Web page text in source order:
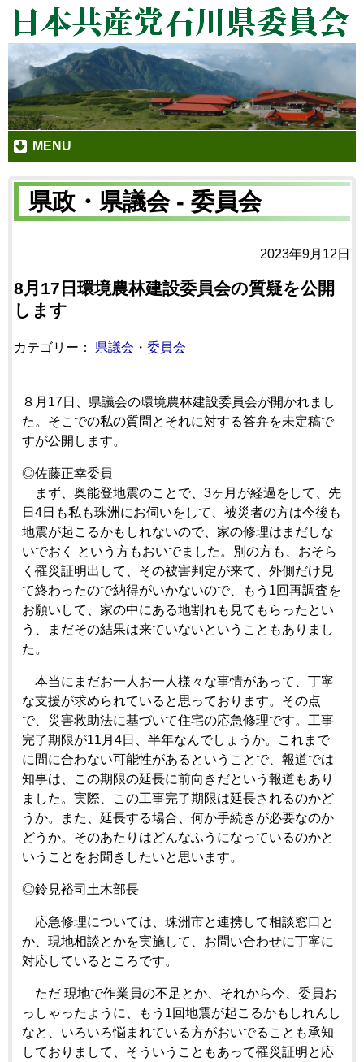
MENU
県政・県議会 - 委員会
2023年9月12日
8月17日環境農林建設委員会の質疑を公開
します
カテゴリー： 県議会 ・ 委員会
８月17日、県議会の環境農林建設委員会が開かれまし
た。そこでの私の質問とそれに対する答弁を未定稿で
すが公開します。
◎佐藤正幸委員
まず、奥能登地震のことで、3ヶ月が経過をして、先
日4日も私も珠洲にお伺いをして、被災者の方は今後も
地震が起こるかもしれないので、家の修理はまだしな
いでおく という方もおいでました。別の方も、おそら
く罹災証明出して、その被害判定が来て、外側だけ見
て終わったので納得がいかないので、もう1回再調査を
お願いして、家の中にある地割れも見てもらったとい
う、まだその結果は来ていないということもありまし
た。
本当にまだお一人お一人様々な事情があって、丁寧
な支援が求められていると思っております。その点
で、災害救助法に基づいて住宅の応急修理です。工事
完了期限が11月4日、半年なんでしょうか。これまで
に間に合わない可能性があるということで、報道では
知事は、この期限の延長に前向きだという報道もあり
ました。実際、この工事完了期限は延長されるのかど
うか。また、延長する場合、何か手続きが必要なのか
どうか。そのあたりはどんなふうになっているのかと
いうことをお聞きしたいと思います。
◎鈴見裕司土木部長
応急修理については、珠洲市と連携して相談窓口と
か、現地相談とかを実施して、お問い合わせに丁寧に
対応しているところです。
ただ 現地で作業員の不足とか、それから今、委員お
っしゃったように、もう1回地震が起こるかもしれんし
なと、いろいろ悩まれている方がおいでることも承知
しておりまして、そういうこともあって罹災証明と応